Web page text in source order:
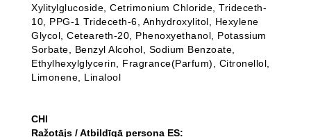
Xylitylglucoside, Cetrimonium Chloride, Trideceth-
10, PPG-1 Trideceth-6, Anhydroxylitol, Hexylene
Glycol, Ceteareth-20, Phenoxyethanol, Potassium
Sorbate, Benzyl Alcohol, Sodium Benzoate,
Ethylhexylglycerin, Fragrance(Parfum), Citronellol,
Limonene, Linalool
CHI
Ražotājs / Atbildīgā persona ES: